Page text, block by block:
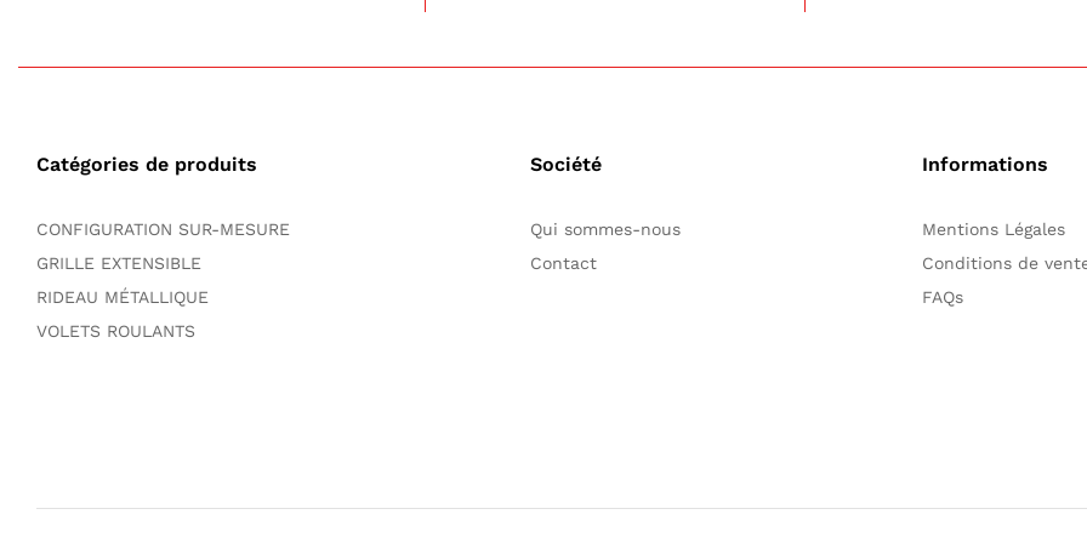
Catégories de produits
CONFIGURATION SUR-MESURE
GRILLE EXTENSIBLE
RIDEAU MÉTALLIQUE
VOLETS ROULANTS
Société
Qui sommes-nous
Contact
Informations
Mentions Légales
Conditions de
FAQs